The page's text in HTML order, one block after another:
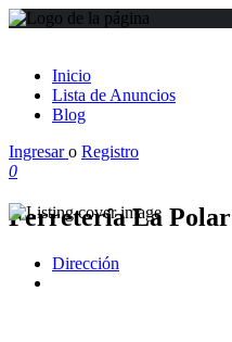
Inicio
Lista de Anuncios
Blog
Ingresaro Registro
0
Ferretería La Polar
Dirección